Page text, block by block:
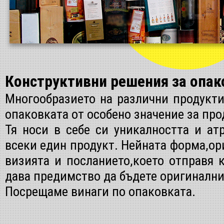
Конструктивни решения за
Многообразието на различни
опаковката от особено значение за
Тя носи в себе си уникалността и
всеки един продукт. Нейната
визията и посланието,което отправя
дава предимство да бъдете
Посрещаме винаги по опаковката.